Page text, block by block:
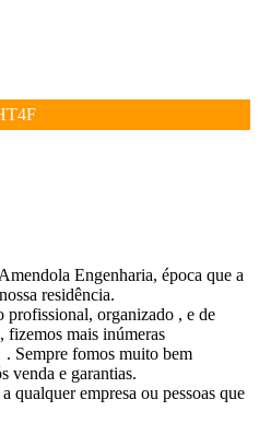
Engenharia, época que a
residência.
organizado , e de
fizemos mais inúmeras
Sempre fomos muito bem
venda e garantias.
qualquer empresa ou pessoas que